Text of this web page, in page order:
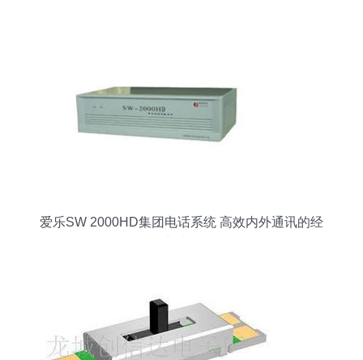
爱乐SW 2000HD集团电话系统 高效内外通讯的经